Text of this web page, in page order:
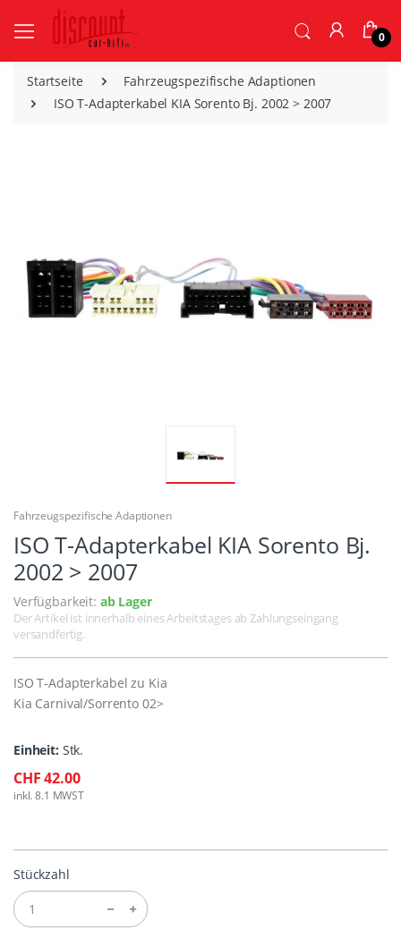
0
Startseite
Fahrzeugspezifische Adaptionen
ISO T-Adapterkabel KIA Sorento Bj. 2002 > 2007
Fahrzeugspezifische Adaptionen
ISO T-Adapterkabel KIA Sorento Bj.
2002 > 2007
Verfügbarkeit: ab Lager
Der Artikel ist innerhalb eines Arbeitstages ab Zahlungseingang
versandfertig.
ISO T-Adapterkabel zu Kia
Kia Carnival/Sorrento 02>
Einheit: Stk.
CHF 42.00
inkl. 8.1 MWST
Stückzahl